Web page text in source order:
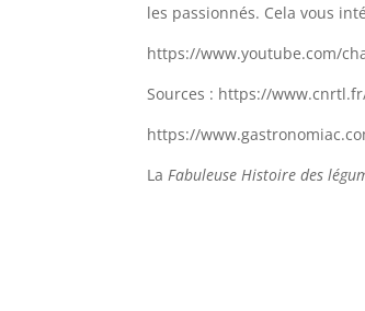
les passionnés. Cela vous
https://www.youtube.com/
Sources : https://
https://
LaFabuleuse Histoire des